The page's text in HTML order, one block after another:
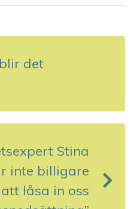
det
Stina
inte billigare
låsa in oss